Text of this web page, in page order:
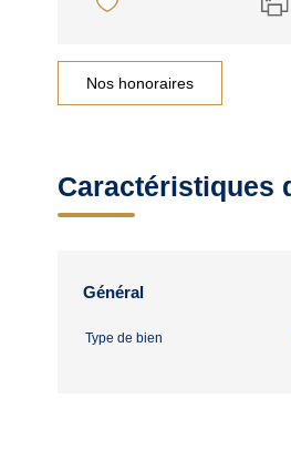
Nos honoraires
Caractéristiques
Général
Type de bien